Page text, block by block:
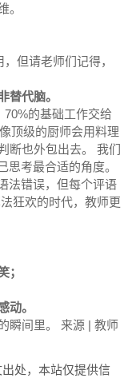
。
但请老师们记得，
替代脑。
70%的基础工作交给
顶级的厨师会用料理
断也外包出去。 我们
考最合适的角度。
法错误，但每个评语
狂欢的时代，教师更
；
动。
瞬间里。 来源 | 教师
处，本站仅提供信